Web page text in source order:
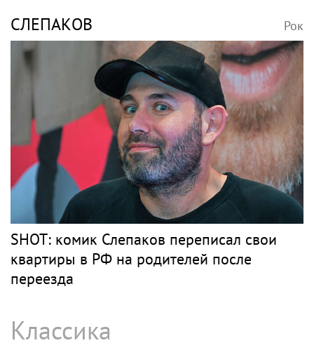
СЛЕПАКОВ Рок
SHOT: комик Слепаков переписал свои
квартиры в РФ на родителей после
переезда
Классика